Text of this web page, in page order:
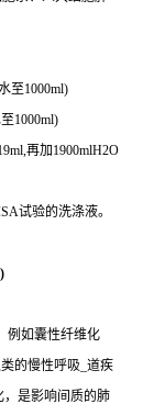
至1000ml)
1000ml)
再加1900mlH2O
试验的洗涤液。
例如囊性纤维化
的慢性呼吸_道疾
是影响间质的肺